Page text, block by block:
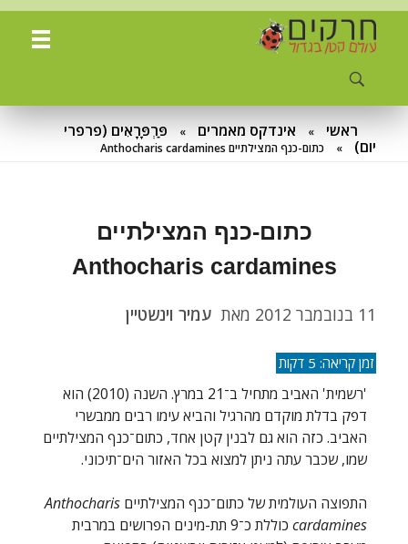
חרקים - עולם קטן בגדול
ראשי » אינדקס מאמרים »
פַּרְפָּרָאִים (פרפרי
יום)
» כתום-כנף המצילתיים Anthocharis cardamines
כתום-כנף המצילתיים
Anthocharis cardamines
11 בנובמבר 2012 מאת עמיר וינשטיין
'רשמית' האביב מתחיל ב־21 במרץ. השנה (2010) הוא
דפק בדלת מוקדם מהרגיל והביא עימו רבים ממבשרי
האביב. כזה הוא גם לבנין קטן אחד, כתום־כנף המצילתיים
שמו, שכבר עתה ניתן למצוא בכל האזור הים־תיכוני.
התפוצה העולמית של כתום־כנף המצילתיים Anthocharis
cardamines
כוללת כ־9 תת-מינים הפרושים במרבית